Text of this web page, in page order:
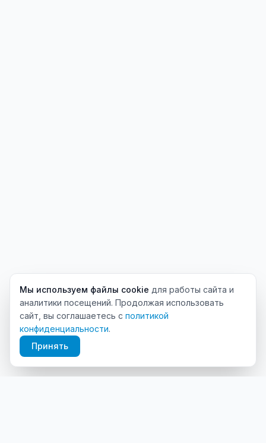
Мы используем файлы cookie для работы сайта и
аналитики посещений. Продолжая использовать
сайт, вы соглашаетесь с политикой
конфиденциальности.
Принять